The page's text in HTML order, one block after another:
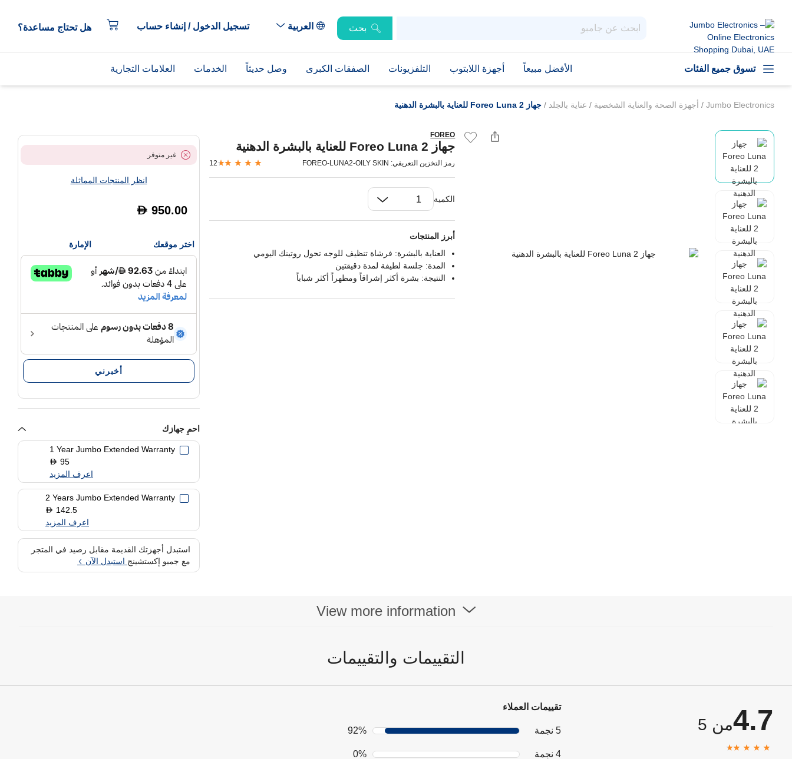
بحث العربية تسجيل الدخول / إنشاء حساب هل تحتاج مساعدة؟
تسوق جميع الفئات الأفضل مبيعاً أجهزة اللابتوب التلفزيونات الصفقات الكبرى وصل حديثاً الخدمات العلامات التجارية
Jumbo Electronics
/ أجهزة الصحة والعناية الشخصية / عناية بالجلد / جهاز Foreo Luna 2 للعناية بالبشرة الدهنية
FOREO
جهاز Foreo Luna 2 للعناية بالبشرة الدهنية
رمز التخزين التعريفي: FOREO-LUNA2-OILY SKIN 12
الكمية
أبرز المنتجات
العناية بالبشرة: فرشاة تنظيف للوجه تحول روتينك اليومي
المدة: جلسة لطيفة لمدة دقيقتين
النتيجة: بشرة أكثر إشراقاً ومظهراً أكثر شباباً
غير متوفر
انظر المنتجات المماثلة
D 950.00
اختر موقعك الإمارة
أخبرني
احمِ جهازك
1 Year Jumbo Extended Warranty
D 95
اعرف المزيد
2 Years Jumbo Extended Warranty
D 142.5
اعرف المزيد
استبدل أجهزتك القديمة مقابل رصيد في المتجر
مع جمبو إكستشينج استبدل الآن
View more information
التقييمات والتقييمات
4.7من 5
تقييمات العملاء
5 نجمة 92%
4 نجمة 0%